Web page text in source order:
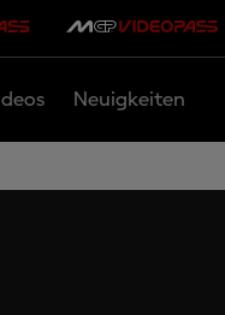
Neuigkeiten